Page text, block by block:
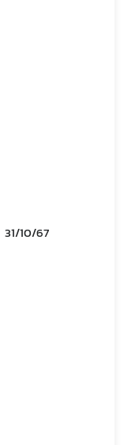
31/10/67